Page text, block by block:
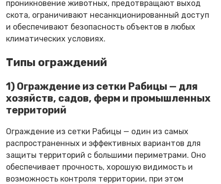
проникновение животных, предотвращают выход
скота, ограничивают несанкционированный доступ
и обеспечивают безопасность объектов в любых
климатических условиях.
Типы ограждений
1) Ограждение из сетки Рабицы — для
хозяйств, садов, ферм и промышленных
территорий
Ограждение из сетки Рабицы — один из самых
распространенных и эффективных вариантов для
защиты территорий с большими периметрами. Оно
обеспечивает прочность, хорошую видимость и
возможность контроля территории, при этом